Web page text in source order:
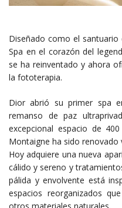
Diseñado como el
Spa en el corazón del
se ha reinventado y ahora
la fototerapia.
Dior abrió su primer spa
remanso de paz
excepcional espacio de
Montaigne ha sido renovado
Hoy adquiere una nueva
cálido y sereno y
pálida y envolvente está
espacios reorganizados